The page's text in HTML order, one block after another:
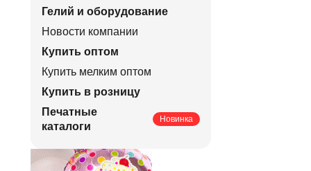
Гелий и оборудование
Новости компании
Купить оптом
Купить мелким оптом
Купить в розницу
Печатные
каталоги
Новинка